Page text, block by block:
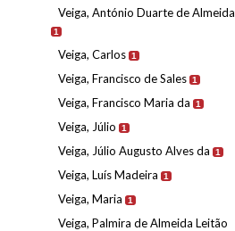
Veiga, António Duarte de Almeida
1
Veiga, Carlos 1
Veiga, Francisco de Sales 1
Veiga, Francisco Maria da 1
Veiga, Júlio 1
Veiga, Júlio Augusto Alves da 1
Veiga, Luís Madeira 1
Veiga, Maria 1
Veiga, Palmira de Almeida Leitão